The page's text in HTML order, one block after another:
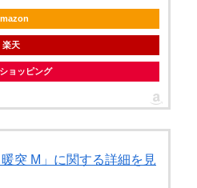
楽天
ョッピング
突 M」に関する詳細を見